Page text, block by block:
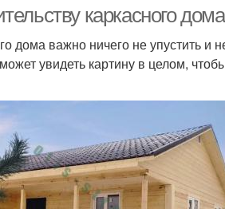
каркасного
дома важно ничего не упустить
увидеть картину в целом,